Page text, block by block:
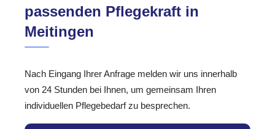
passenden Pflegekraft in
Meitingen
Nach Eingang Ihrer Anfrage melden wir uns innerhalb
von 24 Stunden bei Ihnen, um gemeinsam Ihren
individuellen Pflegebedarf zu besprechen.